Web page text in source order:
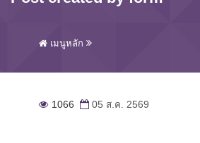
เมนูหลัก
1066 05 ส.ค. 2569